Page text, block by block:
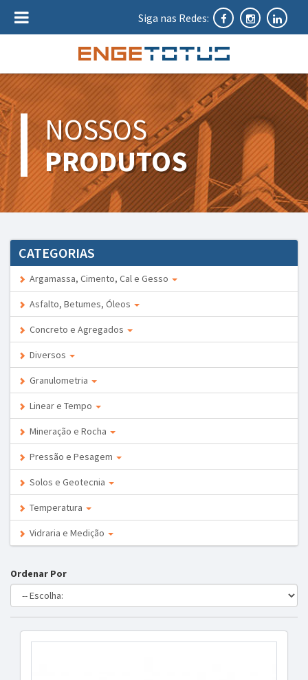
Siga nas Redes:
NOSSOS
PRODUTOS
CATEGORIAS
Argamassa, Cimento, Cal e Gesso
Asfalto, Betumes, Óleos
Concreto e Agregados
Diversos
Granulometria
Linear e Tempo
Mineração e Rocha
Pressão e Pesagem
Solos e Geotecnia
Temperatura
Vidraria e Medição
Ordenar Por